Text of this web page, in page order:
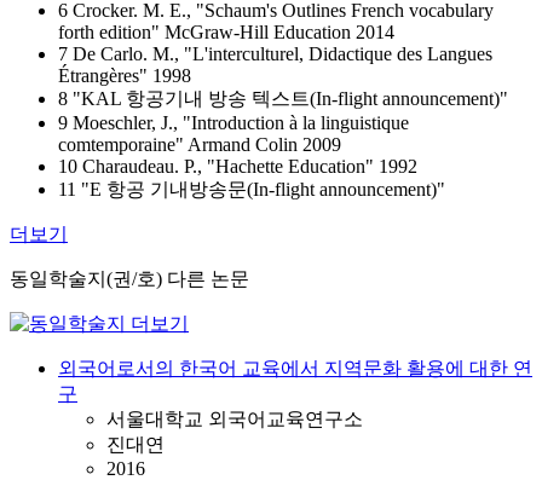
6 Crocker. M. E., "Schaum's Outlines French vocabulary
forth edition" McGraw-Hill Education 2014
7 De Carlo. M., "L'interculturel, Didactique des Langues
Étrangères" 1998
8 "KAL 항공기내 방송 텍스트(In-flight announcement)"
9 Moeschler, J., "Introduction à la linguistique
comtemporaine" Armand Colin 2009
10 Charaudeau. P., "Hachette Education" 1992
11 "E 항공 기내방송문(In-flight announcement)"
더보기
동일학술지(권/호) 다른 논문
외국어로서의 한국어 교육에서 지역문화 활용에 대한 연
구
서울대학교 외국어교육연구소
진대연
2016